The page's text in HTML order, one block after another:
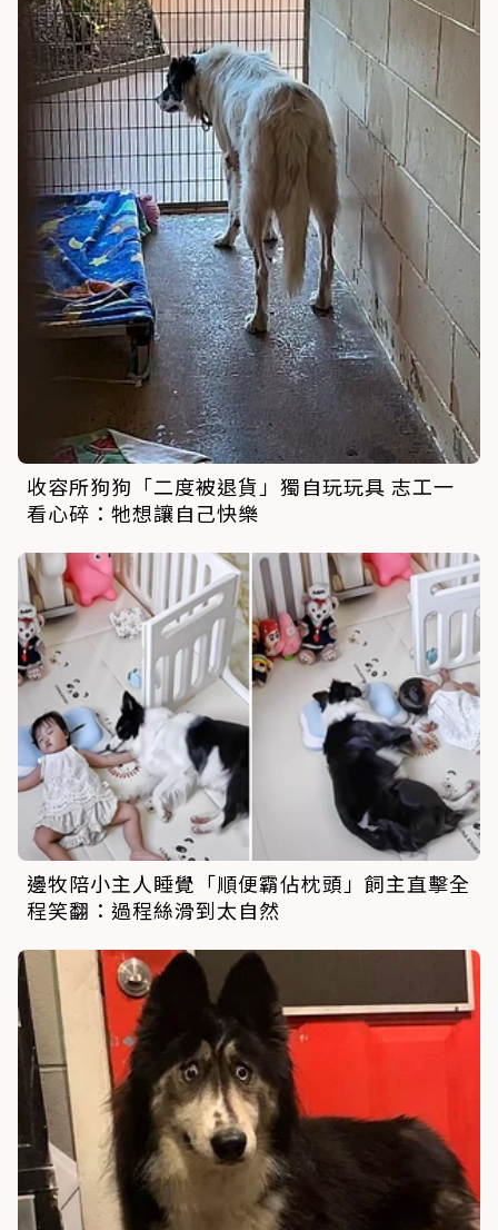
收容所狗狗「二度被退貨」獨自玩玩具 志工一
看心碎：牠想讓自己快樂
邊牧陪小主人睡覺「順便霸佔枕頭」飼主直擊全
程笑翻：過程絲滑到太自然